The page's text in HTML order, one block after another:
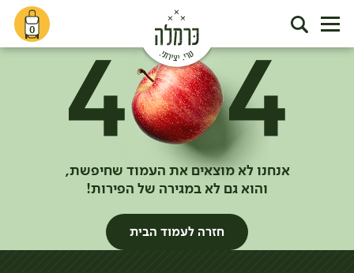
0
אנחנו לא מוצאים את העמוד שחיפשת,
והוא גם לא במגירה של הפירות!
חזרה לעמוד הבית